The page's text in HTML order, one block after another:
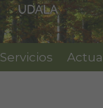
Servicios